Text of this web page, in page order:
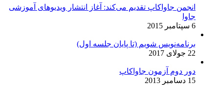
انجمن جاواکاپ تقدیم می‌کند: آغاز انتشار ویدیوهای آموزشی
جاوا
6 سپتامبر 2015
برنامه‌نویس شویم (تا پایان جلسه اول)
22 جولای 2017
دور دوم آزمون جاواکاپ
15 دسامبر 2013